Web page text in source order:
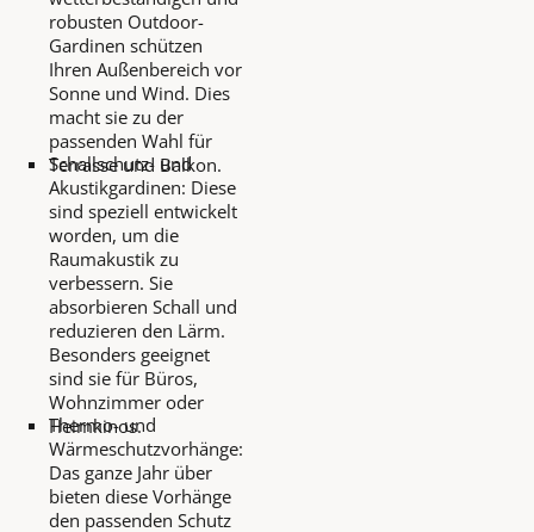
robusten Outdoor-
Gardinen schützen
Ihren Außenbereich vor
Sonne und Wind. Dies
macht sie zu der
passenden Wahl für
Terrasse und Balkon.
Schallschutz- und
Akustikgardinen: Diese
sind speziell entwickelt
worden, um die
Raumakustik zu
verbessern. Sie
absorbieren Schall und
reduzieren den Lärm.
Besonders geeignet
sind sie für Büros,
Wohnzimmer oder
Heimkinos.
Thermo- und
Wärmeschutzvorhänge:
Das ganze Jahr über
bieten diese Vorhänge
den passenden Schutz